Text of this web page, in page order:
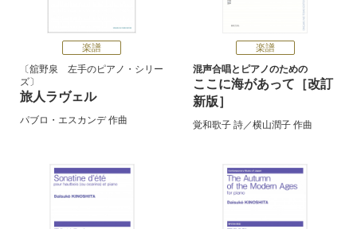
楽譜
舘野泉 左手のピアノ・シリー
ズ
旅人ラヴェル
パブロ・エスカンデ作曲
楽譜
混声合唱とピアノのための
ここに海があって［改訂
新版］
覚和歌子 詩／横山潤子 作曲